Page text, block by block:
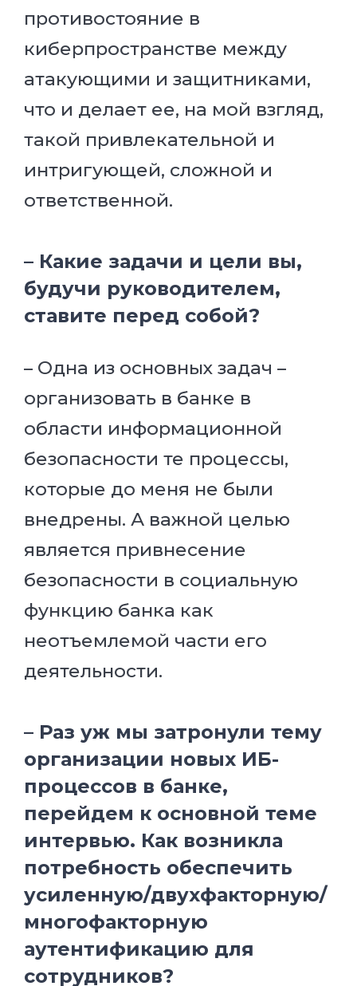
противостояние в
киберпространстве между
атакующими и защитниками,
что и делает ее, на мой взгляд,
такой привлекательной и
интригующей, сложной и
ответственной.
– Какие задачи и цели вы,
будучи руководителем,
ставите перед собой?
– Одна из основных задач –
организовать в банке в
области информационной
безопасности те процессы,
которые до меня не были
внедрены. А важной целью
является привнесение
безопасности в социальную
функцию банка как
неотъемлемой части его
деятельности.
– Раз уж мы затронули тему
организации новых ИБ-
процессов в банке,
перейдем к основной теме
интервью. Как возникла
потребность обеспечить
усиленную/двухфакторную/
многофакторную
аутентификацию для
сотрудников?